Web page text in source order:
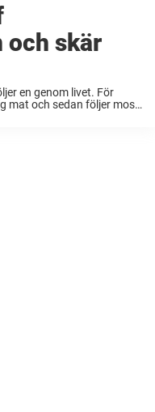
och skär
en genom livet. För
mat och sedan följer moset